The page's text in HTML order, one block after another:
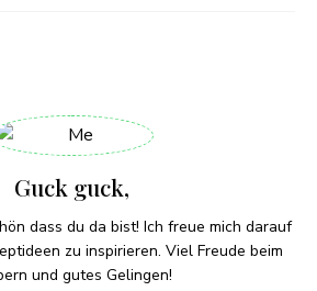
Guck guck,
dass du da bist! Ich freue mich darauf
zu inspirieren. Viel Freude beim
und gutes Gelingen!